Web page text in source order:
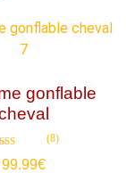
gonflable
4.75
(8)
99.99€